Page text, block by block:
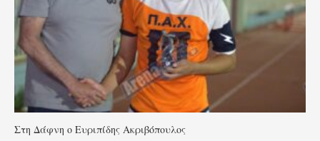
Στη Δάφνη ο Ευριπίδης Ακριβόπουλος